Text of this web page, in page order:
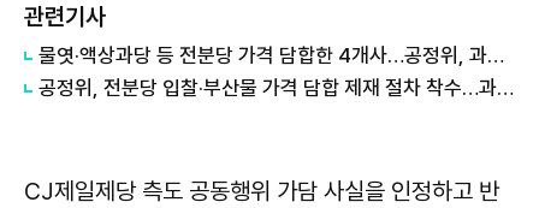
관련기사
물엿·액상과당 등 전분당 가격 담합한 4개사…공정위, 과징금 7476억원 부과
공정위, 전분당 입찰·부산물 가격 담합 제재 절차 착수…과징금 수천억원 예고
CJ제일제당 측도 공동행위 가담 사실을 인정하고 반